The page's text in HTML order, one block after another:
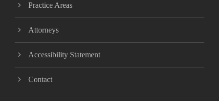
Practice Areas
Attorneys
Accessibility Statement
Contact